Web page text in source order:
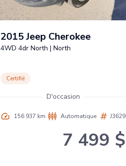
2015Jeep Cherokee
4WD 4dr North |North
Certifié
D'occasion
156 937 km Automatique J3629
7 499 $